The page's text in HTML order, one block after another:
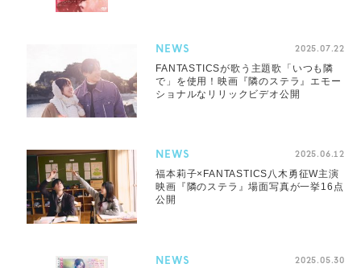
NEWS 2025.07.22
FANTASTICSが歌う主題歌「いつも隣
で」を使用！映画『隣のステラ』エモー
ショナルなリリックビデオ公開
NEWS 2025.06.12
福本莉子×FANTASTICS八木勇征W主演
映画『隣のステラ』場面写真が一挙16点
公開
NEWS 2025.05.30